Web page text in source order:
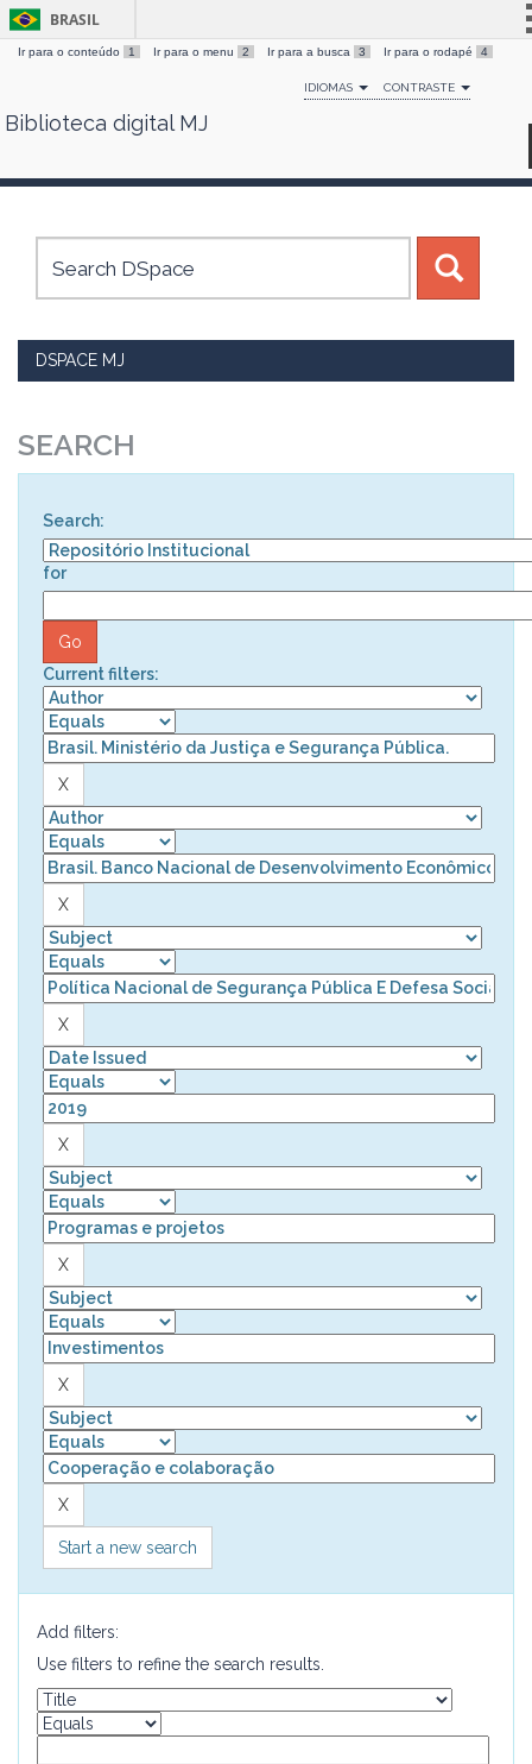
Skip
BRASIL
Simplifique!
Comunica BR
Canais
Ir para o conteúdo 1 Ir para o menu 2 Ir para a busca 3 Ir para o rodapé 4
IDIOMAS CONTRASTE
Biblioteca digital MJ
DSPACE MJ
SEARCH
Search:
for
Current filters:
Start a new search
Add filters:
Use filters to refine the search results.